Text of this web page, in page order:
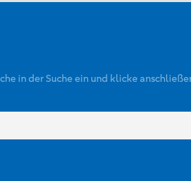
in der Suche ein und klicke